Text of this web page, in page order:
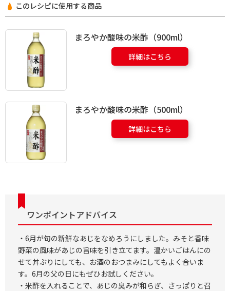
このレシピに使用する商品
まろやか酸味の米酢（900ml）
詳細はこちら
まろやか酸味の米酢（500ml）
詳細はこちら
ワンポイントアドバイス
・6月が旬の新鮮なあじをなめろうにしました。みそと香味
野菜の風味があじの旨味を引き立てます。温かいごはんにの
せて丼ぶりにしても、お酒のおつまみにしてもよく合いま
す。6月の父の日にもぜひお試しください。
・米酢を入れることで、あじの臭みが和らぎ、さっぱりと召